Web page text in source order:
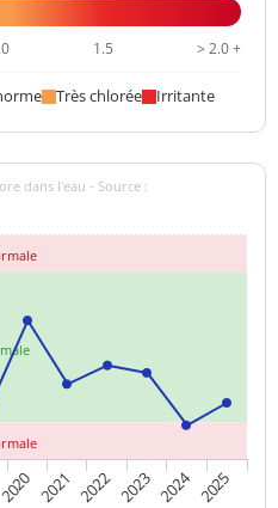
1.5 > 2.0 +
Très chlorée Irritante
dans l'eau - Source :
2020 2021 2022 2023 2024 2025